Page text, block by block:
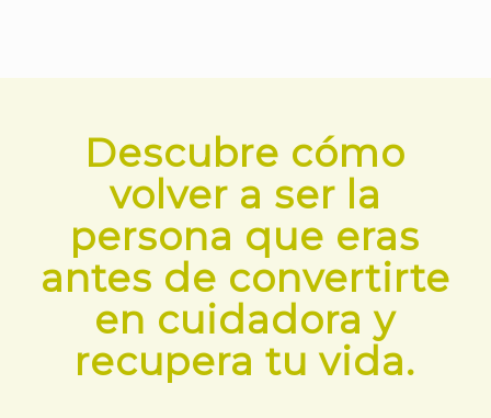
Descubre cómo
volver a ser la
persona que eras
antes de convertirte
en cuidadora y
recupera tu vida.